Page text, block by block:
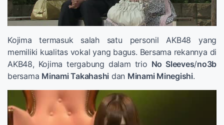
Kojima termasuk salah satu personil AKB48 yang
memiliki kualitas vokal yang bagus. Bersama rekannya di
AKB48, Kojima tergabung dalam trio No Sleeves/no3b
bersama Minami Takahashi dan Minami Minegishi.